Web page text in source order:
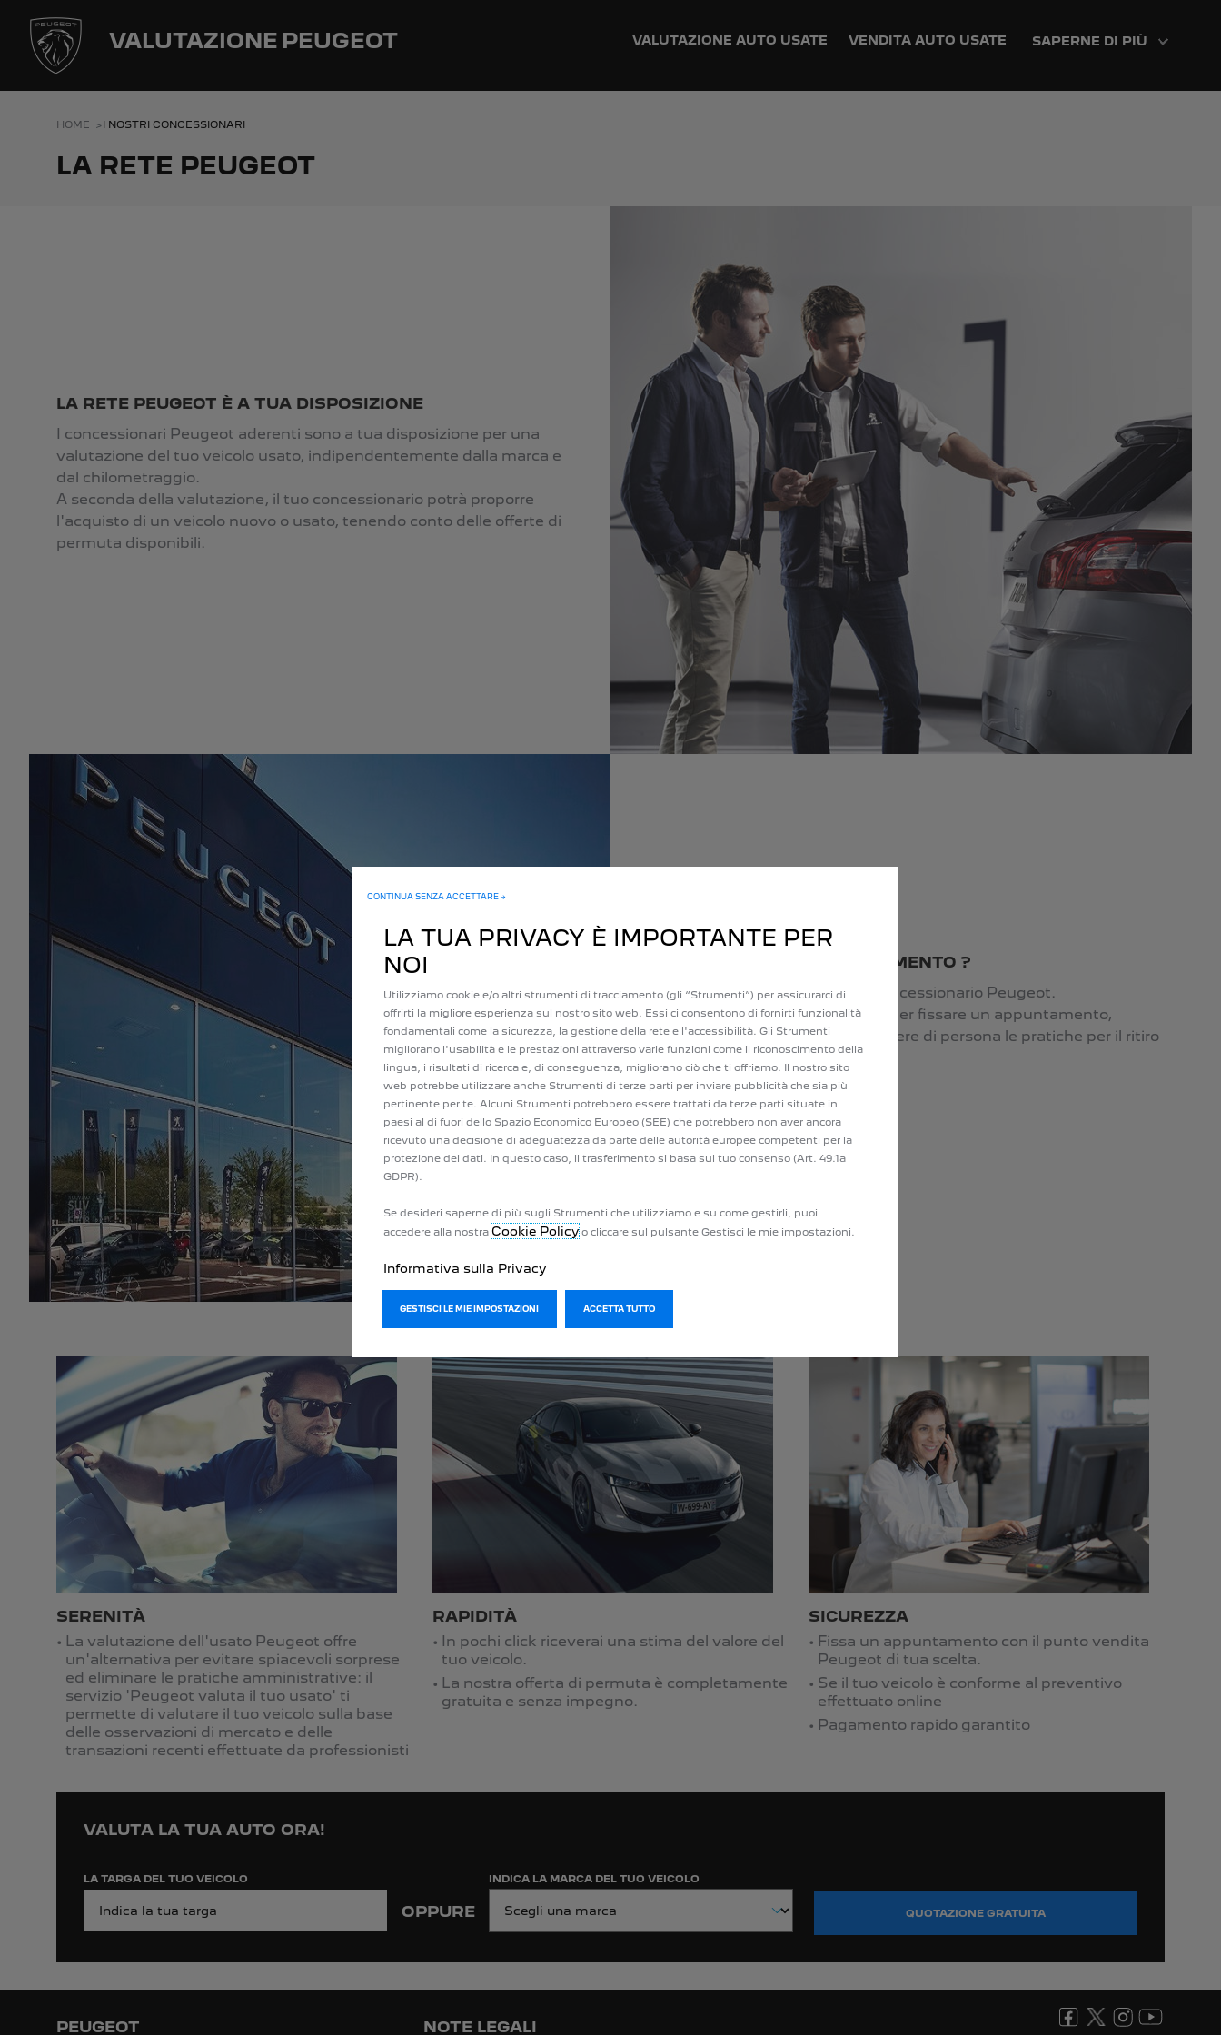
VALUTAZIONE PEUGEOT VALUTAZIONE AUTO USATE VENDITA AUTO USATE SAPERNE DI PIÙ
HOME I NOSTRI CONCESSIONARI
LA RETE PEUGEOT
LA RETE PEUGEOT È A TUA DISPOSIZIONE
I concessionari Peugeot aderenti sono a tua disposizione per una
valutazione del tuo veicolo usato, indipendentemente dalla marca e
dal chilometraggio.
A seconda della valutazione, il tuo concessionario potrà proporre
l'acquisto di un veicolo nuovo o usato, tenendo conto delle offerte di
permuta disponibili.
COME FISSARE UN APPUNTAMENTO ?
Inserisci i tuoi dati e seleziona il concessionario Peugeot.
Il tuo concessionario ti contatterà per fissare un appuntamento,
finalizzare la valutazione e concludere di persona le pratiche per il ritiro
del tuo veicolo.
SERENITÀ
La valutazione dell'usato Peugeot offre
un'alternativa per evitare spiacevoli sorprese
ed eliminare le pratiche amministrative: il
servizio 'Peugeot valuta il tuo usato' ti
permette di valutare il tuo veicolo sulla base
delle osservazioni di mercato e delle
transazioni recenti effettuate da professionisti
RAPIDITÀ
In pochi click riceverai una stima del valore del
tuo veicolo.
La nostra offerta di permuta è completamente
gratuita e senza impegno.
SICUREZZA
Fissa un appuntamento con il punto vendita
Peugeot di tua scelta.
Se il tuo veicolo è conforme al preventivo
effettuato online
Pagamento rapido garantito
VALUTA LA TUA AUTO ORA!
LA TARGA DEL TUO VEICOLO
OPPURE
INDICA LA MARCA DEL TUO VEICOLO
QUOTAZIONE GRATUITA
PEUGEOT NOTE LEGALI
CONTINUA SENZA ACCETTARE →
LA TUA PRIVACY È IMPORTANTE PER
NOI
Utilizziamo cookie e/o altri strumenti di tracciamento (gli “Strumenti”) per assicurarci di
offrirti la migliore esperienza sul nostro sito web. Essi ci consentono di fornirti funzionalità
fondamentali come la sicurezza, la gestione della rete e l'accessibilità. Gli Strumenti
migliorano l'usabilità e le prestazioni attraverso varie funzioni come il riconoscimento della
lingua, i risultati di ricerca e, di conseguenza, migliorano ciò che ti offriamo. Il nostro sito
web potrebbe utilizzare anche Strumenti di terze parti per inviare pubblicità che sia più
pertinente per te. Alcuni Strumenti potrebbero essere trattati da terze parti situate in
paesi al di fuori dello Spazio Economico Europeo (SEE) che potrebbero non aver ancora
ricevuto una decisione di adeguatezza da parte delle autorità europee competenti per la
protezione dei dati. In questo caso, il trasferimento si basa sul tuo consenso (Art. 49.1a
GDPR).
Se desideri saperne di più sugli Strumenti che utilizziamo e su come gestirli, puoi
accedere alla nostraCookie Policyo cliccare sul pulsante Gestisci le mie impostazioni.
Informativa sulla Privacy
GESTISCI LE MIE IMPOSTAZIONI ACCETTA TUTTO